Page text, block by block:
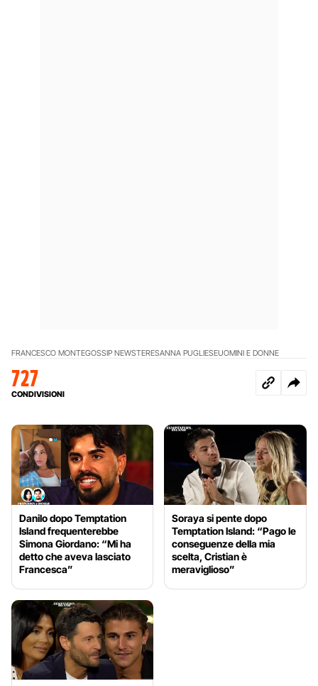
FRANCESCO MONTEGOSSIP NEWSTERESANNA PUGLIESEUOMINI E DONNE
727
CONDIVISIONI
Danilo dopo Temptation
Island frequenterebbe
Simona Giordano: “Mi ha
detto che aveva lasciato
Francesca”
Soraya si pente dopo
Temptation Island: “Pago le
conseguenze della mia
scelta, Cristian è
meraviglioso”